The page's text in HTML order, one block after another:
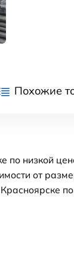
Похожие
по низкой
от